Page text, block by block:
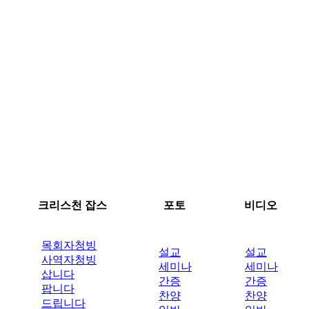
크리스천 잡스 포토 비디오
목회자청빙
사역자청빙
삽니다
팝니다
드립니다
설교
세미나
간증
찬양
설교
세미나
간증
찬양